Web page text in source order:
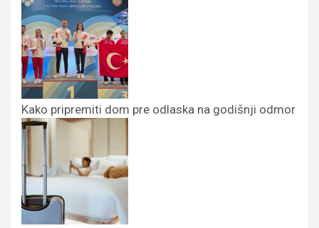
Kako pripremiti dom pre odlaska na godišnji odmor